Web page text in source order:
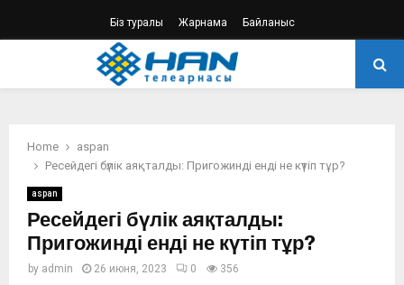
Біз туралы Жарнама Байланыс
PRIMARY
Home
aspan
Ресейдегі бүлік аяқталды: Пригожинді енді не күтіп тұр?
aspan
Ресейдегі бүлік аяқталды:
Пригожинді енді не күтіп тұр?
by admin 26 июня, 2023 0 356